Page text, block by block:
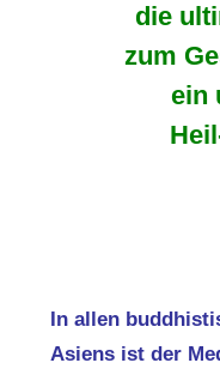
die
zum
ein
Heil
In allen
Asiens ist der